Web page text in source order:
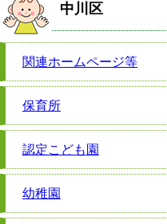
中川区
関連ホームページ等
保育所
認定こども園
幼稚園